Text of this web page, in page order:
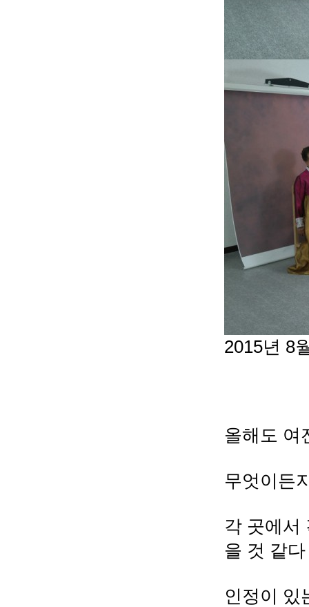
2015년 8
올해도 여
무엇이든
각 곳에서
을 것 같다
인정이 있